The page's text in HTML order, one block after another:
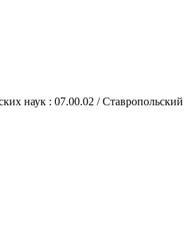
наук : 07.00.02 / Ставропольский